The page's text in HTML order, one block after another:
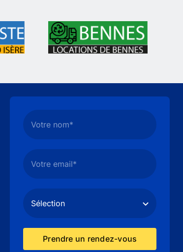
Prendre un rendez-vous